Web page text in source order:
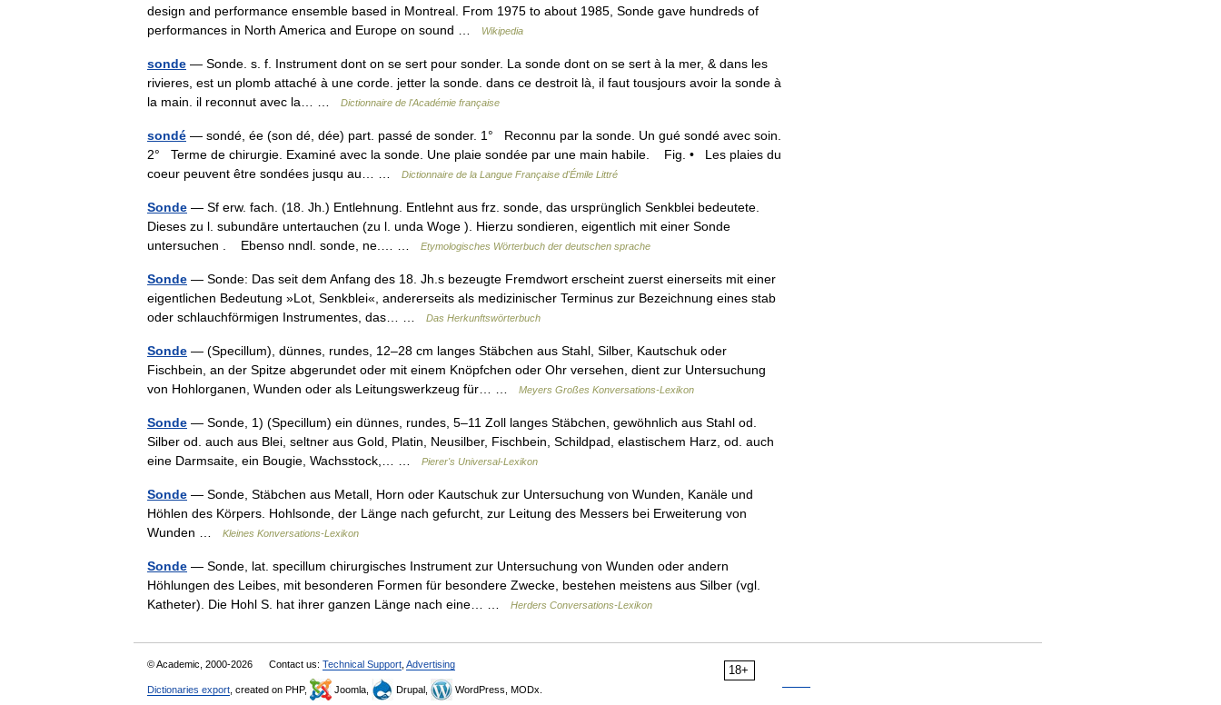
design and performance ensemble based in Montreal. From 1975 to about 1985, Sonde gave hundreds of
performances in North America and Europe on sound …
Wikipedia
sonde — Sonde. s. f. Instrument dont on se sert pour sonder. La sonde dont on se sert à la mer, & dans les
rivieres, est un plomb attaché à une corde. jetter la sonde. dans ce destroit là, il faut tousjours avoir la sonde à
la main. il reconnut avec la… …
Dictionnaire de l'Académie française
sondé — sondé, ée (son dé, dée) part. passé de sonder. 1° Reconnu par la sonde. Un gué sondé avec soin.
2° Terme de chirurgie. Examiné avec la sonde. Une plaie sondée par une main habile. Fig. • Les plaies du
coeur peuvent être sondées jusqu au… …
Dictionnaire de la Langue Française d'Émile Littré
Sonde — Sf erw. fach. (18. Jh.) Entlehnung. Entlehnt aus frz. sonde, das ursprünglich Senkblei bedeutete.
Dieses zu l. subundāre untertauchen (zu l. unda Woge ). Hierzu sondieren, eigentlich mit einer Sonde
untersuchen . Ebenso nndl. sonde, ne.… …
Etymologisches Wörterbuch der deutschen sprache
Sonde — Sonde: Das seit dem Anfang des 18. Jh.s bezeugte Fremdwort erscheint zuerst einerseits mit einer
eigentlichen Bedeutung »Lot, Senkblei«, andererseits als medizinischer Terminus zur Bezeichnung eines stab
oder schlauchförmigen Instrumentes, das… …
Das Herkunftswörterbuch
Sonde — (Specillum), dünnes, rundes, 12–28 cm langes Stäbchen aus Stahl, Silber, Kautschuk oder
Fischbein, an der Spitze abgerundet oder mit einem Knöpfchen oder Ohr versehen, dient zur Untersuchung
von Hohlorganen, Wunden oder als Leitungswerkzeug für… …
Meyers Großes Konversations-Lexikon
Sonde — Sonde, 1) (Specillum) ein dünnes, rundes, 5–11 Zoll langes Stäbchen, gewöhnlich aus Stahl od.
Silber od. auch aus Blei, seltner aus Gold, Platin, Neusilber, Fischbein, Schildpad, elastischem Harz, od. auch
eine Darmsaite, ein Bougie, Wachsstock,… …
Pierer's Universal-Lexikon
Sonde — Sonde, Stäbchen aus Metall, Horn oder Kautschuk zur Untersuchung von Wunden, Kanäle und
Höhlen des Körpers. Hohlsonde, der Länge nach gefurcht, zur Leitung des Messers bei Erweiterung von
Wunden …
Kleines Konversations-Lexikon
Sonde — Sonde, lat. specillum chirurgisches Instrument zur Untersuchung von Wunden oder andern
Höhlungen des Leibes, mit besonderen Formen für besondere Zwecke, bestehen meistens aus Silber (vgl.
Katheter). Die Hohl S. hat ihrer ganzen Länge nach eine… …
Herders Conversations-Lexikon
18+
© Academic, 2000-2026 Contact us: Technical Support Advertising
Dictionaries export , created on PHP, Joomla, Drupal, WordPress, MODx.